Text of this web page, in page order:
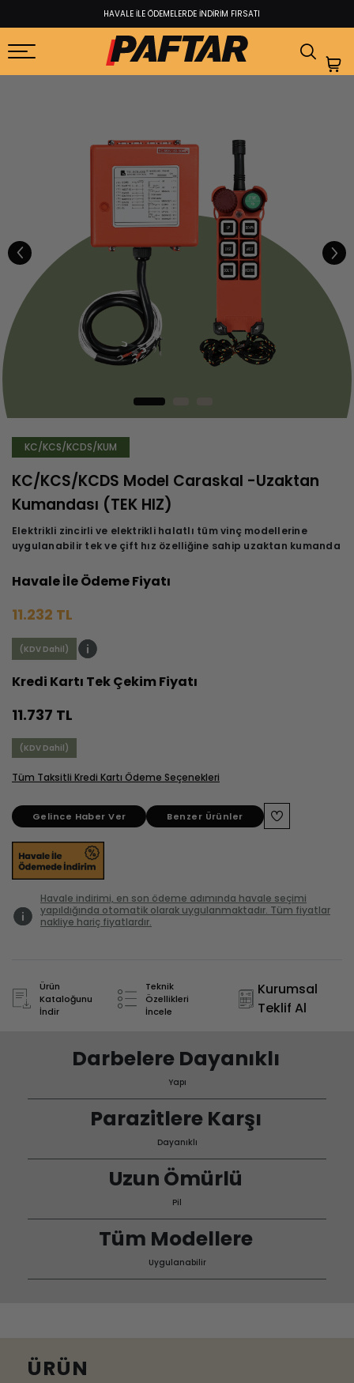
HAVALE İLE ÖDEMELERDE İNDİRİM FIRSATI​
KC/KCS/KCDS/KUM
KC/KCS/KCDS Model Caraskal -Uzaktan
Kumandası (TEK HIZ)
Elektrikli zincirli ve elektrikli halatlı tüm vinç modellerine
uygulanabilir tek ve çift hız özelliğine sahip uzaktan kumanda
Havale İle Ödeme Fiyatı
11.232 TL
(KDV Dahil)
Kredi Kartı Tek Çekim Fiyatı
11.737 TL
(KDV Dahil)
Tüm Taksitli Kredi Kartı Ödeme Seçenekleri
Gelince Haber Ver Benzer Ürünler
Havale indirimi, en son ödeme adımında havale seçimi
yapıldığında otomatik olarak uygulanmaktadır. Tüm fiyatlar
nakliye hariç fiyatlardır.
Ürün
Kataloğunu
İndir
Teknik
Özellikleri
İncele
Kurumsal
Teklif Al
Darbelere Dayanıklı
Yapı
Parazitlere Karşı
Dayanıklı
Uzun Ömürlü
Pil
Tüm Modellere
Uygulanabilir
ÜRÜN